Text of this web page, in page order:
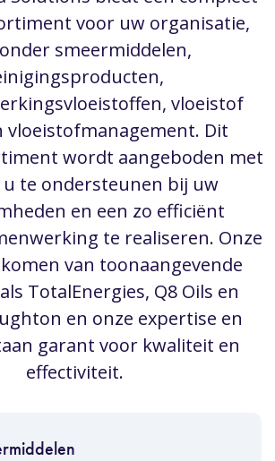
voor uw organisatie,
smeermiddelen,
vloeistof
vloeistofmanagement. Dit
wordt aangeboden met
u te ondersteunen bij uw
en een zo efficiënt
te realiseren. Onze
van toonaangevende
TotalEnergies, Q8 Oils en
en onze expertise en
garant voor kwaliteit en
effectiviteit.